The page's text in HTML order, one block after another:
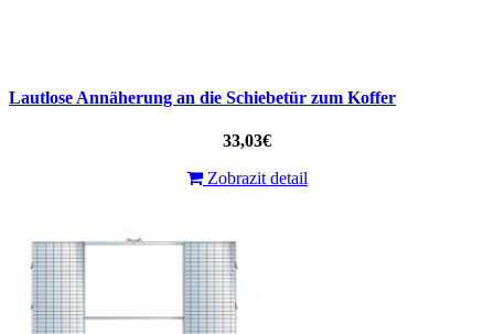
Lautlose Annäherung an die Schiebetür zum Koffer
33,03€
Zobrazit detail